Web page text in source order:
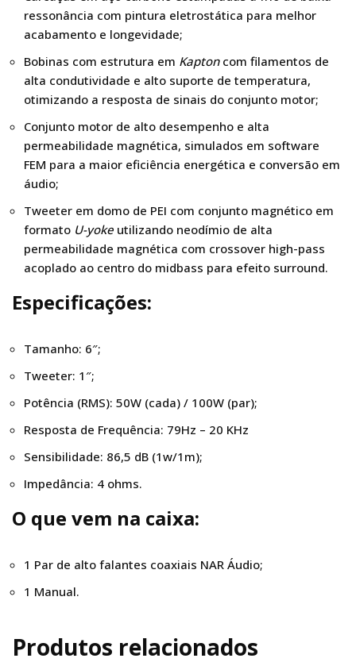
ressonância com pintura eletrostática para melhor
acabamento e longevidade;
Bobinas com estrutura em Kaptoncom filamentos de
alta condutividade e alto suporte de temperatura,
otimizando a resposta de sinais do conjunto motor;
Conjunto motor de alto desempenho e alta
permeabilidade magnética, simulados em software
FEM para a maior eficiência energética e conversão em
áudio;
Tweeter em domo de PEI com conjunto magnético em
formato U-yoke utilizando neodímio de alta
permeabilidade magnética com crossover high-pass
acoplado ao centro do midbass para efeito surround.
Especificações:
Tamanho: 6″;
Tweeter: 1″;
Potência (RMS): 50W (cada) / 100W (par);
Resposta de Frequência: 79Hz – 20 KHz
Sensibilidade: 86,5 dB (1w/1m);
Impedância: 4 ohms.
O que vem na caixa:
1 Par de alto falantes coaxiais NAR Áudio;
1 Manual.
Produtos relacionados